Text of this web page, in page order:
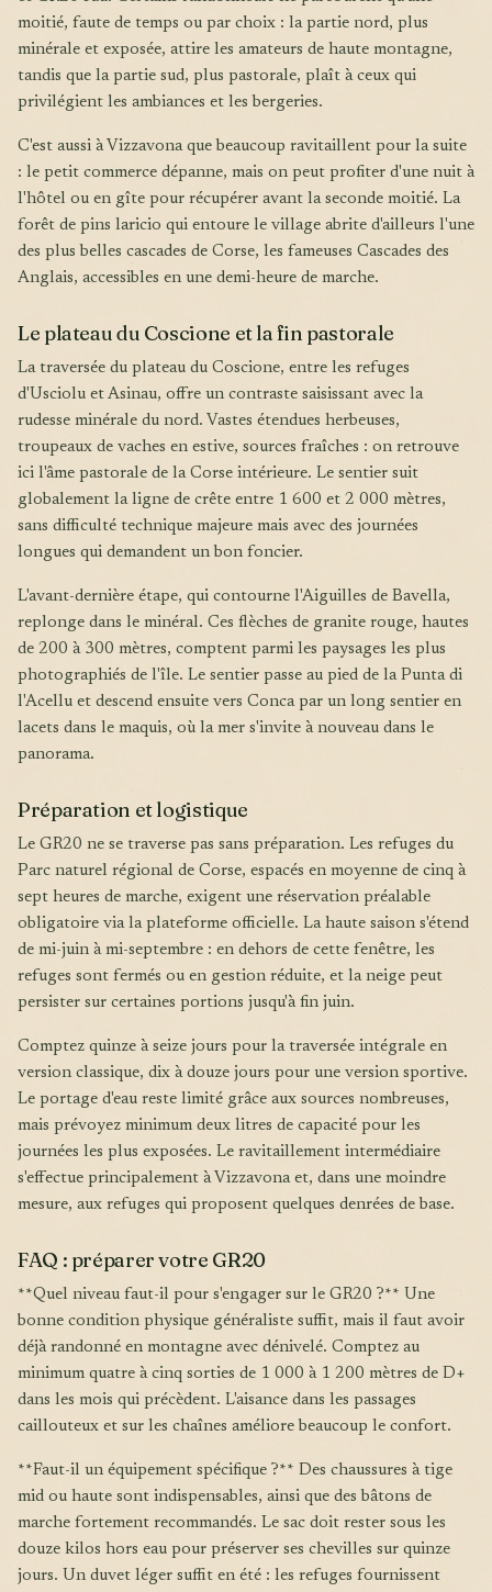
moitié, faute de temps ou par choix : la partie nord, plus
minérale et exposée, attire les amateurs de haute montagne,
tandis que la partie sud, plus pastorale, plaît à ceux qui
privilégient les ambiances et les bergeries.
C'est aussi à Vizzavona que beaucoup ravitaillent pour la suite
: le petit commerce dépanne, mais on peut profiter d'une nuit à
l'hôtel ou en gîte pour récupérer avant la seconde moitié. La
forêt de pins laricio qui entoure le village abrite d'ailleurs l'une
des plus belles cascades de Corse, les fameuses Cascades des
Anglais, accessibles en une demi-heure de marche.
Le plateau du Coscione et la fin pastorale
La traversée du plateau du Coscione, entre les refuges
d'Usciolu et Asinau, offre un contraste saisissant avec la
rudesse minérale du nord. Vastes étendues herbeuses,
troupeaux de vaches en estive, sources fraîches : on retrouve
ici l'âme pastorale de la Corse intérieure. Le sentier suit
globalement la ligne de crête entre 1 600 et 2 000 mètres,
sans difficulté technique majeure mais avec des journées
longues qui demandent un bon foncier.
L'avant-dernière étape, qui contourne l'Aiguilles de Bavella,
replonge dans le minéral. Ces flèches de granite rouge, hautes
de 200 à 300 mètres, comptent parmi les paysages les plus
photographiés de l'île. Le sentier passe au pied de la Punta di
l'Acellu et descend ensuite vers Conca par un long sentier en
lacets dans le maquis, où la mer s'invite à nouveau dans le
panorama.
Préparation et logistique
Le GR20 ne se traverse pas sans préparation. Les refuges du
Parc naturel régional de Corse, espacés en moyenne de cinq à
sept heures de marche, exigent une réservation préalable
obligatoire via la plateforme officielle. La haute saison s'étend
de mi-juin à mi-septembre : en dehors de cette fenêtre, les
refuges sont fermés ou en gestion réduite, et la neige peut
persister sur certaines portions jusqu'à fin juin.
Comptez quinze à seize jours pour la traversée intégrale en
version classique, dix à douze jours pour une version sportive.
Le portage d'eau reste limité grâce aux sources nombreuses,
mais prévoyez minimum deux litres de capacité pour les
journées les plus exposées. Le ravitaillement intermédiaire
s'effectue principalement à Vizzavona et, dans une moindre
mesure, aux refuges qui proposent quelques denrées de base.
FAQ : préparer votre GR20
**Quel niveau faut-il pour s'engager sur le GR20 ?** Une
bonne condition physique généraliste suffit, mais il faut avoir
déjà randonné en montagne avec dénivelé. Comptez au
minimum quatre à cinq sorties de 1 000 à 1 200 mètres de D+
dans les mois qui précèdent. L'aisance dans les passages
caillouteux et sur les chaînes améliore beaucoup le confort.
**Faut-il un équipement spécifique ?** Des chaussures à tige
mid ou haute sont indispensables, ainsi que des bâtons de
marche fortement recommandés. Le sac doit rester sous les
douze kilos hors eau pour préserver ses chevilles sur quinze
jours. Un duvet léger suffit en été : les refuges fournissent